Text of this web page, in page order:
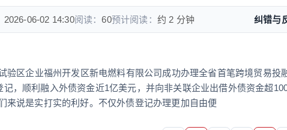
2026-06-02 14:30阅读：60预计阅读： 约 2 分钟 纠错与
验区企业福州开发区新电燃料有限公司成功办理全省首笔跨境贸易投
，顺利融入外债资金近1亿美元，并向非关联企业出借外债资金超
来说是实打实的利好。不仅外债登记办理更加自由便